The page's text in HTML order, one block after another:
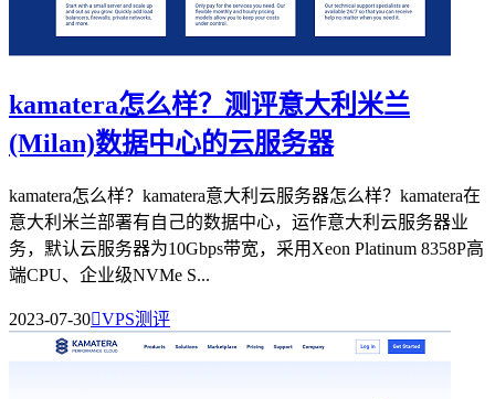
kamatera怎么样？测评意大利米兰
(Milan)数据中心的云服务器
kamatera怎么样？kamatera意大利云服务器怎么样？kamatera在
意大利米兰部署有自己的数据中心，运作意大利云服务器业
务，默认云服务器为10Gbps带宽，采用Xeon Platinum 8358P高
端CPU、企业级NVMe S...
2023-07-30VPS测评